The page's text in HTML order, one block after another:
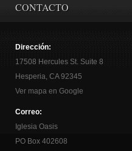
CONTACTO
Dirección:
17508 Hercules St. Suite 8
Hesperia, CA 92345
Ver mapa en Google
Correo:
Iglesia Oasis
PO Box 402608